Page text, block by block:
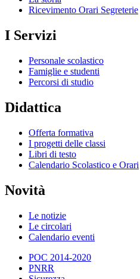
Ricevimento Orari Segreterie
I Servizi
Personale scolastico
Famiglie e studenti
Percorsi di studio
Didattica
Offerta formativa
I progetti delle classi
Libri di testo
Calendario Scolastico e Orari
Novità
Le notizie
Le circolari
Calendario eventi
POC 2014-2020
PNRR